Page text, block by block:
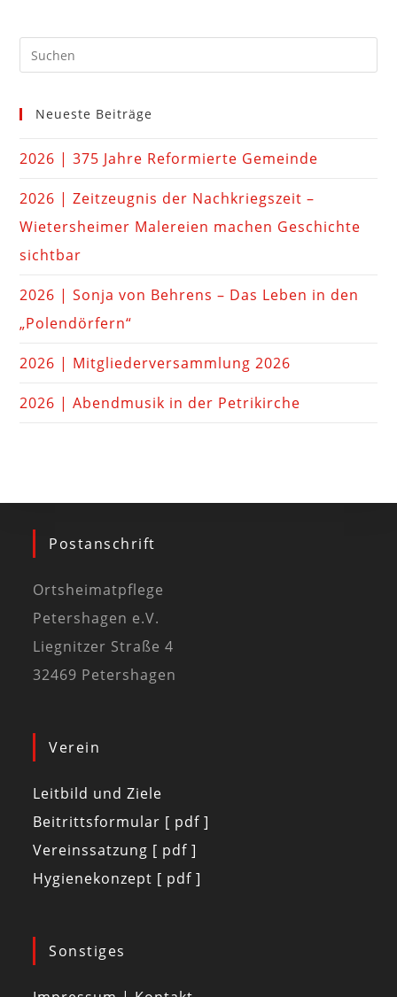
Neueste Beiträge
2026 | 375 Jahre Reformierte Gemeinde
2026 | Zeitzeugnis der Nachkriegszeit –
Wietersheimer Malereien machen Geschichte
sichtbar
2026 | Sonja von Behrens – Das Leben in den
„Polendörfern“
2026 | Mitgliederversammlung 2026
2026 | Abendmusik in der Petrikirche
Postanschrift
Ortsheimatpflege
Petershagen e.V.
Liegnitzer Straße 4
32469 Petershagen
Verein
Leitbild und Ziele
Beitrittsformular [ pdf ]
Vereinssatzung [ pdf ]
Hygienekonzept [ pdf ]
Sonstiges